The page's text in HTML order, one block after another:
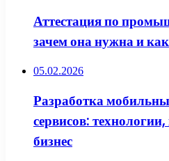
Аттестация по
зачем она нужна и
05.02.2026
Разработка
сервисов:
бизнес